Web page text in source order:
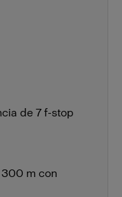
de 7 f-stop
300 m con